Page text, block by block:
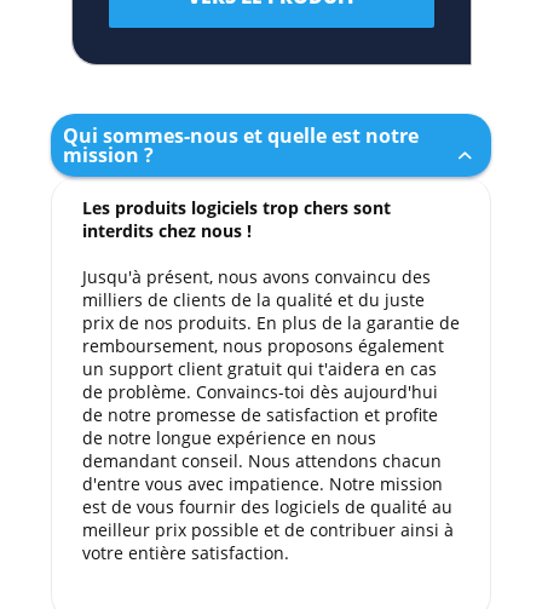
Qui sommes-nous et quelle est notre
mission ?
Les produits logiciels trop chers sont
interdits chez nous !
Jusqu'à présent, nous avons convaincu des
milliers de clients de la qualité et du juste
prix de nos produits. En plus de la garantie de
remboursement, nous proposons également
un support client gratuit qui t'aidera en cas
de problème. Convaincs-toi dès aujourd'hui
de notre promesse de satisfaction et profite
de notre longue expérience en nous
demandant conseil. Nous attendons chacun
d'entre vous avec impatience. Notre mission
est de vous fournir des logiciels de qualité au
meilleur prix possible et de contribuer ainsi à
votre entière satisfaction.